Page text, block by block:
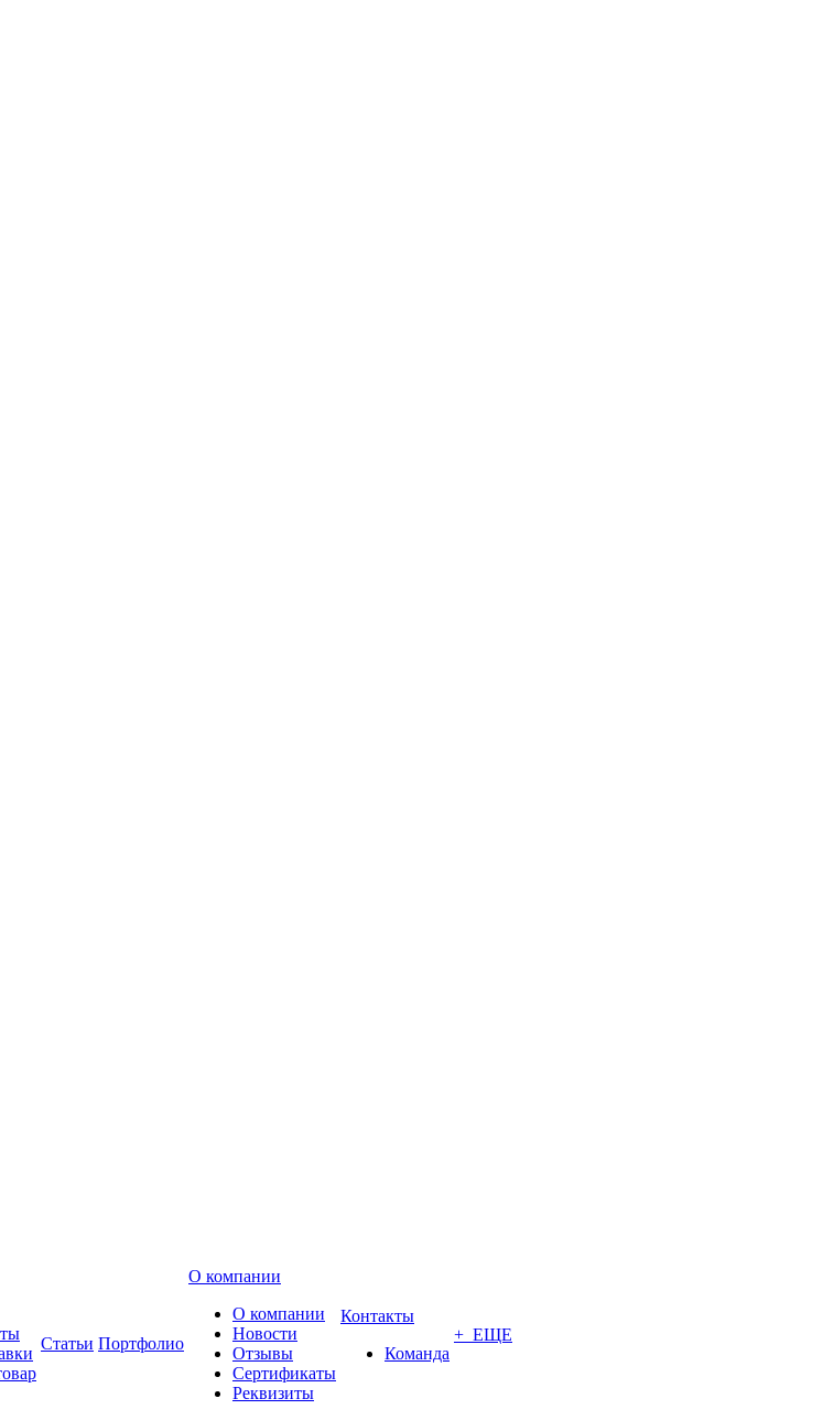
Статьи Портфолио
О компании
О компании
Новости
Отзывы
Сертификаты
Реквизиты
Контакты
Команда
+ ЕЩЕ